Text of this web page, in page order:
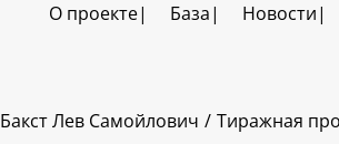
О проекте База Новости
Бакст Лев Самойлович Тиражная